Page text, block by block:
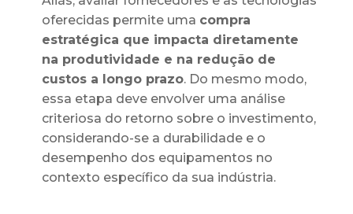
oferecidas permite uma compra
estratégica que impacta diretamente
na produtividade e na redução de
custos a longo prazo. Do mesmo modo,
essa etapa deve envolver uma análise
criteriosa do retorno sobre o investimento,
considerando-se a durabilidade e o
desempenho dos equipamentos no
contexto específico da sua indústria.